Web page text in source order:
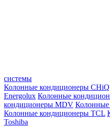
системы
Колонные кондиционеры CHiQ
Energolux Колонные
кондиционеры MDV Колонные
Колонные кондиционеры TCL
Toshiba